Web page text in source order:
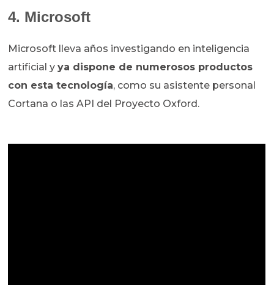
4. Microsoft
Microsoft lleva años investigando en inteligencia
artificial yya dispone de numerosos productos
con esta tecnología, como su asistente personal
Cortana o las API del Proyecto Oxford.